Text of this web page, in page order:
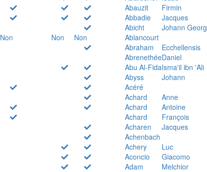
Abauzit
Firmin
Abbadie
Jacques
Abicht
Johann Georg
Non Non Non
Ablancourt
Abraham
Ecchellensis
AbrenethéeDaniel
Abu Al-FidaIsma'il ibn 'Ali
Abyss
Johann
Acéré
Achard
Anne
Achard
Antoine
Achard
François
Acharen
Jacques
Achenbach
Achery
Luc
Aconcio
Giacomo
Adam
Melchior